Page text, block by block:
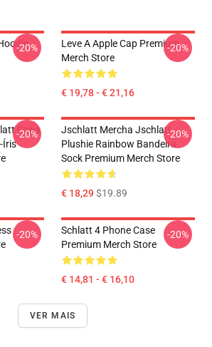
-20%
Leve A Apple Cap Premium
Merch Store
€ 19,78 - € 21,16
-20%
Capa
Íris
-20%
Jschlatt Mercha Jschlatt
Plushie Rainbow Bandeira
Sock Premium Merch Store
€ 18,29$19.89
-20%
-20%
Schlatt 4 Phone Case
Premium Merch Store
€ 14,81 - € 16,10
-20%
VER MAIS